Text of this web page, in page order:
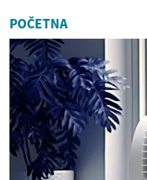
POČETNA